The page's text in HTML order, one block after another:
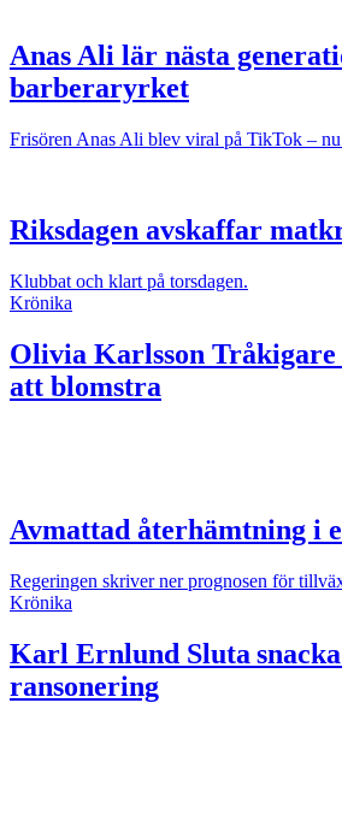
Anas Ali lär nästa
barberaryrket
Frisören Anas Ali blev viral på TikTok –
Riksdagen avskaffar
Klubbat och klart på torsdagen.
Krönika
Olivia Karlsson Tråkigare
att blomstra
Avmattad återhämtning i
Regeringen skriver ner prognosen för
Krönika
Karl Ernlund Sluta
ransonering